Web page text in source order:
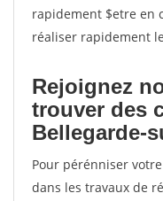
rapidement $etre en
réaliser rapidement
Rejoignez
trouver des
Bellegarde-
Pour pérénniser
dans les travaux de